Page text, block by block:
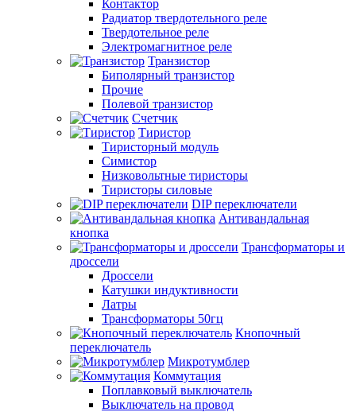
Контактор
Радиатор твердотельного реле
Твердотельное реле
Электромагнитное реле
Транзистор
Биполярный транзистор
Прочие
Полевой транзистор
Счетчик
Тиристор
Тиристорный модуль
Симистор
Низковольтные тиристоры
Тиристоры силовые
DIP переключатели
Антивандальная
кнопка
Трансформаторы и
дроссели
Дроссели
Катушки индуктивности
Латры
Трансформаторы 50гц
Кнопочный
переключатель
Микротумблер
Коммутация
Поплавковый выключатель
Выключатель на провод